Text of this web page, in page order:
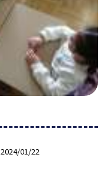
2024/01/22